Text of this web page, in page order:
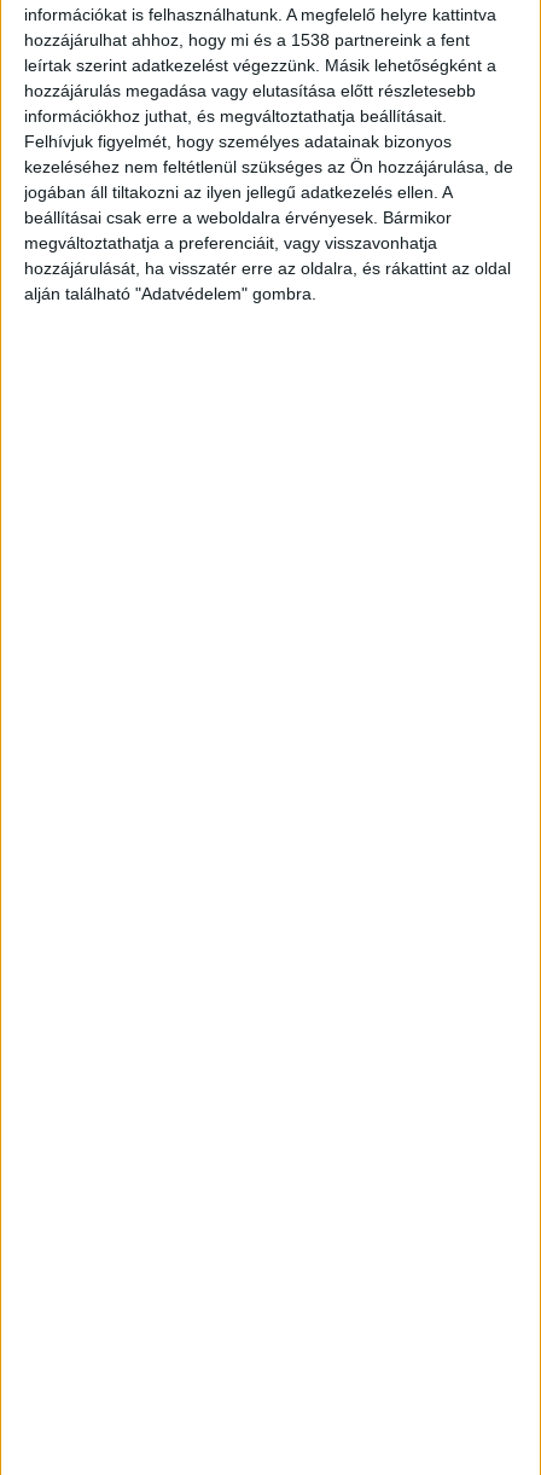
információkat is felhasználhatunk. A megfelelő helyre kattintva
hozzájárulhat ahhoz, hogy mi és a 1538 partnereink a fent
leírtak szerint adatkezelést végezzünk. Másik lehetőségként a
hozzájárulás megadása vagy elutasítása előtt részletesebb
információkhoz juthat, és megváltoztathatja beállításait.
Felhívjuk figyelmét, hogy személyes adatainak bizonyos
kezeléséhez nem feltétlenül szükséges az Ön hozzájárulása, de
jogában áll tiltakozni az ilyen jellegű adatkezelés ellen. A
beállításai csak erre a weboldalra érvényesek. Bármikor
megváltoztathatja a preferenciáit, vagy visszavonhatja
hozzájárulását, ha visszatér erre az oldalra, és rákattint az oldal
alján található "Adatvédelem" gombra.
használatot szolgáló burkolást vagy védőrácsot.
Annak ellenére, hogy az óvodai dolgozók
dobozokkal, párnákkal és székekkel igyekeztek
megakadályozni azt, hogy a gyermekek a nyitott
villamos csatlakozású hűtő-fűtő gépek mögé
kerülhessenek, ők – az óvónők figyelemfelhívása
ellenére – időnként mégis bebújtak a készülékek
mögé, vagy oda a játékaikat bedobálták.A
Kékvillogó legfrissebb híreit ide kattintva éred el!